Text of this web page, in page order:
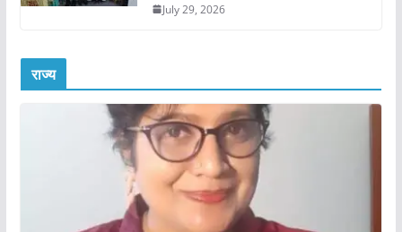
July 29, 2026
राज्य